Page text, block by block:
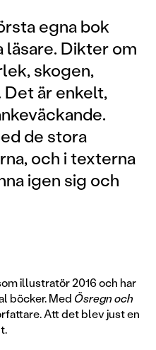
egna bok
Dikter om
skogen,
är enkelt,
de stora
och i texterna
igen sig och
illustratör 2016 och har
böcker. Med Ösregn och
Att det blev just en